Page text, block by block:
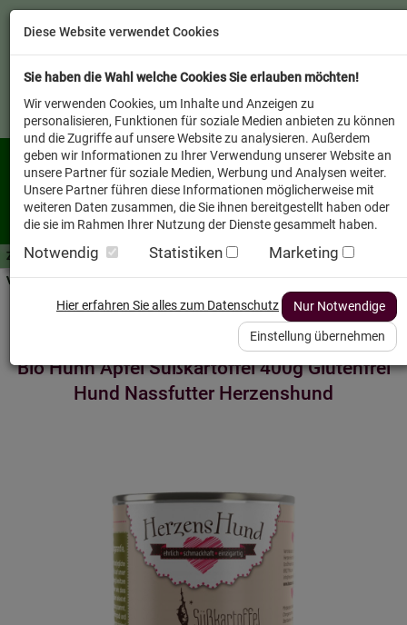
Zutaten A-Z Futterwissen mit Vorrat SPAREN AllesFinder
Service FAQ
Verkäufer vor Ort
Startseite Heimtier Hund Nassfutter
Bio Huhn Apfel Süßkartoffel 400g Glutenfrei
Hund Nassfutter Herzenshund
Diese Website verwendet Cookies
Sie haben die Wahl welche Cookies Sie erlauben möchten!
Wir verwenden Cookies, um Inhalte und Anzeigen zu
personalisieren, Funktionen für soziale Medien anbieten zu können
und die Zugriffe auf unsere Website zu analysieren. Außerdem
geben wir Informationen zu Ihrer Verwendung unserer Website an
unsere Partner für soziale Medien, Werbung und Analysen weiter.
Unsere Partner führen diese Informationen möglicherweise mit
weiteren Daten zusammen, die Sie ihnen bereitgestellt haben oder
die sie im Rahmen Ihrer Nutzung der Dienste gesammelt haben.
Notwendig Statistiken Marketing
Hier erfahren Sie alles zum Datenschutz Nur Notwendige
Einstellung übernehmen